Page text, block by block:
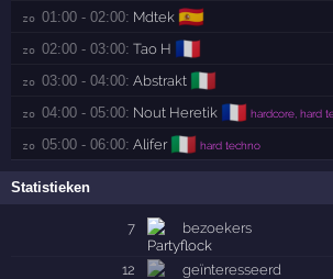
zo 01:00 - 02:00: Mdtek 🇪🇸
zo 02:00 - 03:00: Tao H 🇫🇷
zo 03:00 - 04:00: Abstrakt 🇮🇹
zo 04:00 - 05:00: Nout Heretik 🇫🇷 hardcore, hard
zo 05:00 - 06:00: Alifer 🇮🇹 hard techno
Statistieken
7 bezoekers
12 geïnteresseerd